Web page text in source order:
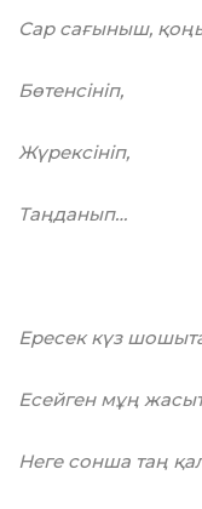
Сар сағыныш,
Бөтенсініп,
Жүрексініп,
Таңданып…
Ересек күз
Есейген мұң
Неге сонша таң